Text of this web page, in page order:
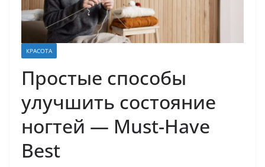
КРАСОТА
Простые способы
улучшить состояние
ногтей — Must-Have
Best